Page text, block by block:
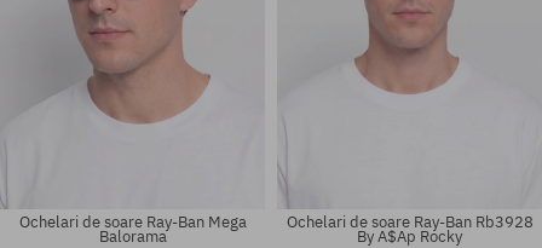
Ochelari de soare Ray-Ban Mega
Balorama
Ochelari de soare Ray-Ban Rb3928
By A$Ap Rocky